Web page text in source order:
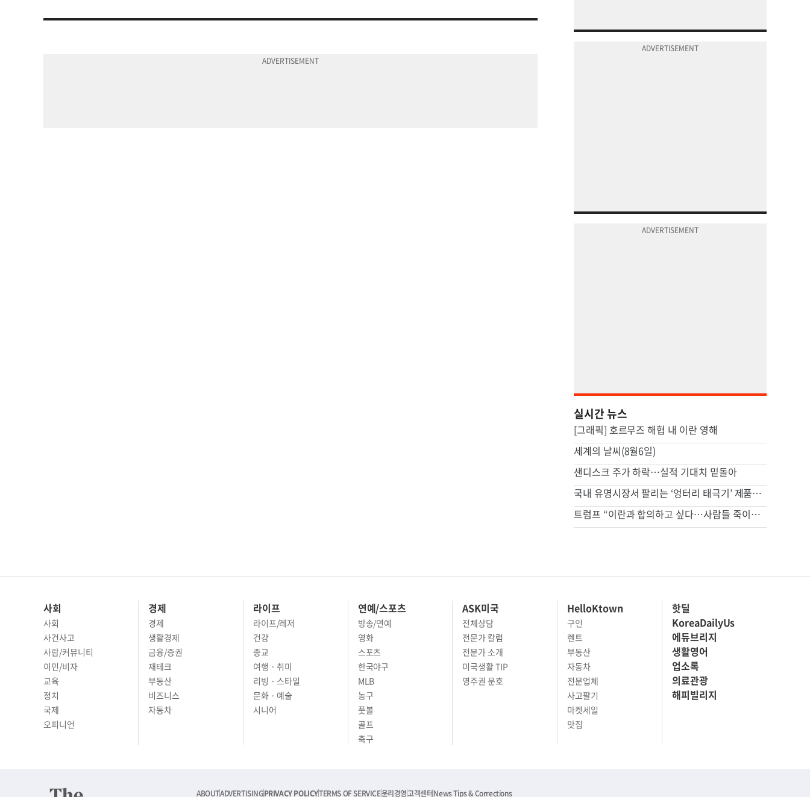
실시간 뉴스
[그래픽] 호르무즈 해협 내 이란 영해
세계의 날씨(8월6일)
샌디스크 주가 하락…실적 기대치 밑돌아
국내 유명시장서 팔리는 ‘엉터리 태극기’ 제품…서경덕 “각성해야”
트럼프 “이란과 합의하고 싶다…사람들 죽이고 싶지 않아”
사회
사회
사건사고
사람/커뮤니티
이민/비자
교육
정치
국제
오피니언
경제
경제
생활경제
금융/증권
재테크
부동산
비즈니스
자동차
라이프
라이프/레저
건강
종교
여행 · 취미
리빙 · 스타일
문화 · 예술
시니어
연예/스포츠
방송/연예
영화
스포츠
한국야구
MLB
농구
풋볼
골프
축구
ASK미국
전체상담
전문가 칼럼
전문가 소개
미국생활 TIP
영주권 문호
HelloKtown
구인
렌트
부동산
자동차
전문업체
사고팔기
마켓세일
맛집
핫딜
KoreaDailyUs
에듀브리지
생활영어
업소록
의료관광
해피빌리지
ABOUTADVERTISINGPRIVACY POLICYTERMS OF SERVICE윤리경영고객센터News Tips & Corrections